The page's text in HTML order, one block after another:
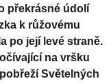
překrásné údolí
k růžovému
po její levé straně.
na vršku
Světelných